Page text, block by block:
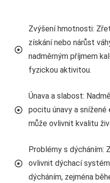
Zvýšení hmotnosti:
získání nebo nárůst
nadměrným příjmem
fyzickou aktivitou.
Únava a slabost:
pocitu únavy a snížené
může ovlivnit kvalitu
Problémy s dýcháním:
ovlivnit dýchací
dýcháním, zejména